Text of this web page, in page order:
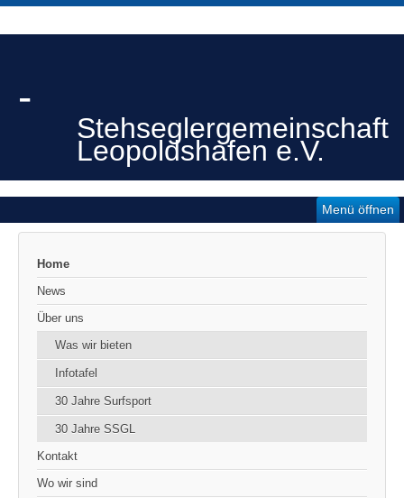
-
Stehseglergemeinschaft
Leopoldshafen e.V.
Menü öffnen
Home
News
Über uns
Was wir bieten
Infotafel
30 Jahre Surfsport
30 Jahre SSGL
Kontakt
Wo wir sind